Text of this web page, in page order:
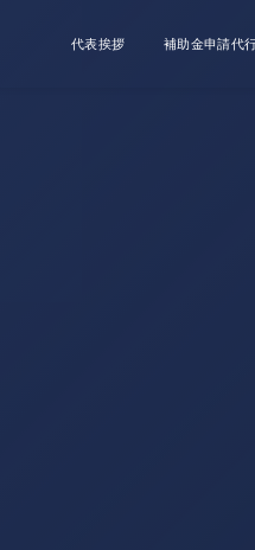
代表挨拶 補助金申請代